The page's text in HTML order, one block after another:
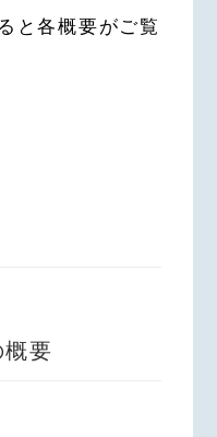
と各概要がご覧
概要